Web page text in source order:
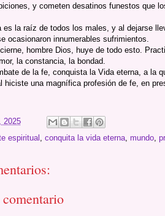
y cometen desatinos funestos que
es la raíz de todos los males, y al dejarse
ocasionaron innumerables sufrimientos.
hombre Dios, huye de todo esto.
la constancia, la bondad.
de la fe, conquista la Vida eterna, a la
hiciste una magnífica profesión de fe, en
2025
espiritual conquita la vida eterna, mundo,